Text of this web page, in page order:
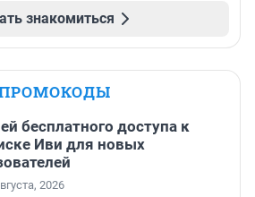
знакомиться
бесплатного доступа к
Иви для новых
2026